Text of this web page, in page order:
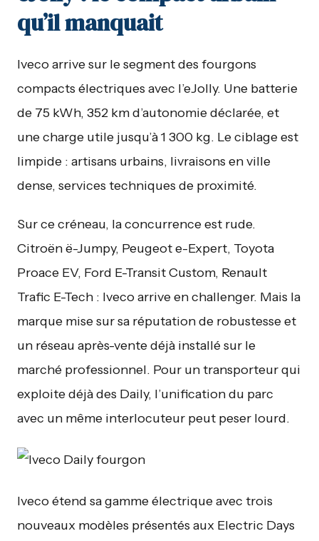
qu’il manquait
Iveco arrive sur le segment des fourgons
compacts électriques avec l’eJolly. Une batterie
de 75 kWh, 352 km d’autonomie déclarée, et
une charge utile jusqu’à 1 300 kg. Le ciblage est
limpide : artisans urbains, livraisons en ville
dense, services techniques de proximité.
Sur ce créneau, la concurrence est rude.
Citroën ë-Jumpy, Peugeot e-Expert, Toyota
Proace EV, Ford E-Transit Custom, Renault
Trafic E-Tech : Iveco arrive en challenger. Mais la
marque mise sur sa réputation de robustesse et
un réseau après-vente déjà installé sur le
marché professionnel. Pour un transporteur qui
exploite déjà des Daily, l’unification du parc
avec un même interlocuteur peut peser lourd.
Iveco étend sa gamme électrique avec trois
nouveaux modèles présentés aux Electric Days